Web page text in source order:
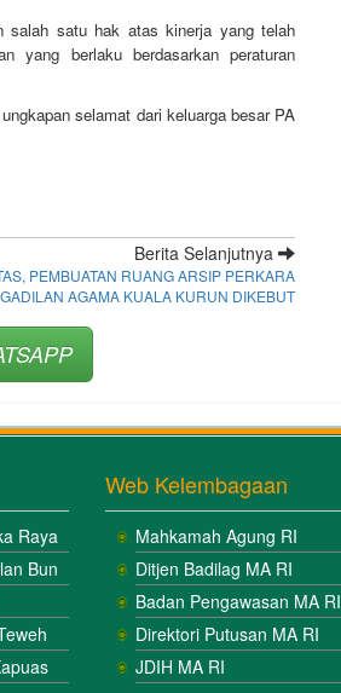
salah satu hak atas kinerja yang telah
yang berlaku berdasarkan peraturan
selamat dari keluarga besar PA
Berita Selanjutnya
PEMBUATAN RUANG ARSIP PERKARA
AGAMA KUALA KURUN DIKEBUT
Raya
Bun
Web Kelembagaan
Mahkamah Agung RI
Ditjen Badilag MA RI
Badan Pengawasan MA RI
Direktori Putusan MA RI
JDIH MA RI